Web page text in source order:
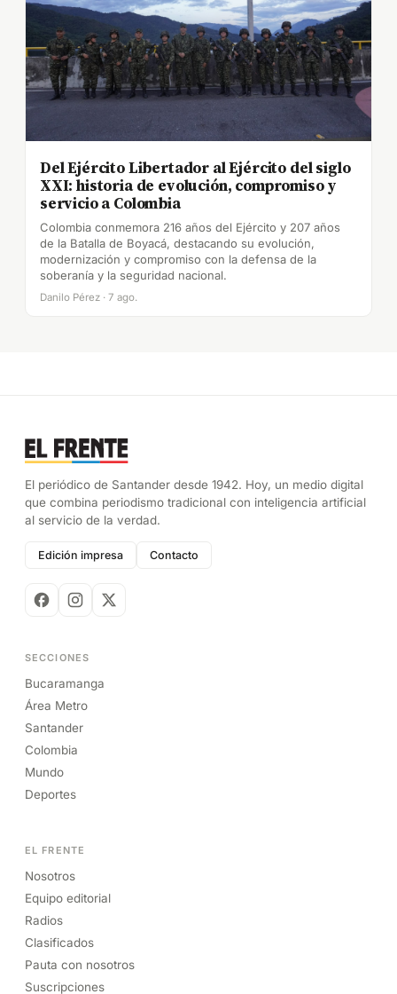
Del Ejército Libertador al Ejército del siglo
XXI: historia de evolución, compromiso y
servicio a Colombia
Colombia conmemora 216 años del Ejército y 207 años
de la Batalla de Boyacá, destacando su evolución,
modernización y compromiso con la defensa de la
soberanía y la seguridad nacional.
Danilo Pérez · 7 ago.
El periódico de Santander desde 1942. Hoy, un medio digital
que combina periodismo tradicional con inteligencia artificial
al servicio de la verdad.
Edición impresa Contacto
SECCIONES
Bucaramanga
Área Metro
Santander
Colombia
Mundo
Deportes
EL FRENTE
Nosotros
Equipo editorial
Radios
Clasificados
Pauta con nosotros
Suscripciones